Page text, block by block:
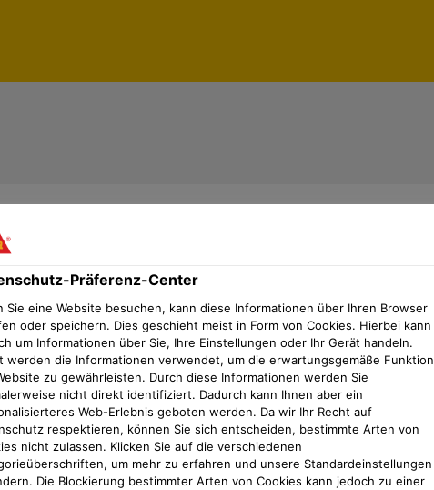
Präferenz-Center
Sie eine Website besuchen, kann diese Informationen über Ihren Browser
oder speichern. Dies geschieht meist in Form von Cookies. Hierbei kann
um Informationen über Sie, Ihre Einstellungen oder Ihr Gerät handeln.
werden die Informationen verwendet, um die erwartungsgemäße Funktion
zu gewährleisten. Durch diese Informationen werden Sie
nicht direkt identifiziert. Dadurch kann Ihnen aber ein
Web-Erlebnis geboten werden. Da wir Ihr Recht auf
respektieren, können Sie sich entscheiden, bestimmte Arten von
nicht zulassen. Klicken Sie auf die verschiedenen
um mehr zu erfahren und unsere Standardeinstellungen
Die Blockierung bestimmter Arten von Cookies kann jedoch zu einer